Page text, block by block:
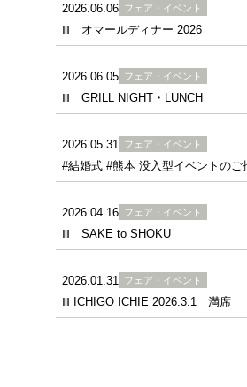
2026.06.06 フェア・イベント
Ⅲ オマールディナー 2026
2026.06.05 フェア・イベント
Ⅲ GRILL NIGHT・LUNCH
2026.05.31 フェア・イベント
#結婚式 #熊本 没入型イベントのご
2026.04.16 フェア・イベント
Ⅲ SAKE to SHOKU
2026.01.31 フェア・イベント
Ⅲ ICHIGO ICHIE 2026.3.1 満席